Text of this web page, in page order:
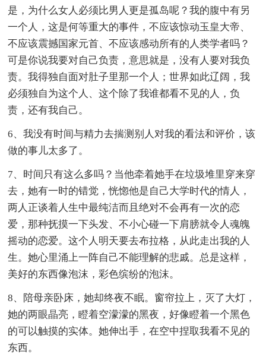
是，为什么女人必须比男人更是孤岛呢？我的腹中有另
一个人，这是何等重大的事件，不应该惊动玉皇大帝、
不应该震撼国家元首、不应该感动所有的人类学者吗？
可是你说我要对自己负责，意思就是，没有人要对我负
责。我得独自面对肚子里那一个人；世界如此辽阔，我
必须独自为这个人、这个除了我谁都看不见的人，负
责，还有我自己。
6、我没有时间与精力去揣测别人对我的看法和评价，该
做的事儿太多了。
7、时间只有这么多吗？当他牵着她手在垃圾堆里穿来穿
去，她有一时的错觉，恍惚他是自己大学时代的情人，
两人正谈着人生中最纯洁而且绝对不会再有一次的恋
爱，那种抚摸一下头发、不小心碰一下肩膀就令人魂魄
摇动的恋爱。这个人明天要去布拉格，从此走出我的人
生。她心里涌上一阵自己不能理解的悲戚。总是这样，
美好的东西像泡沫，彩色缤纷的泡沫。
8、陪母亲卧床，她却终夜不眠。窗帘拉上，灭了大灯，
她的两眼晶亮，瞪着空濛濛的黑夜，好像瞪着一个黑色
的可以触摸的实体。她伸出手，在空中捏取我看不见的
东西。